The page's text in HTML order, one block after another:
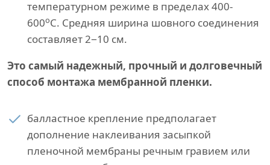
температурном режиме в пределах 400-
600оС. Средняя ширина шовного соединения
составляет 2−10 см.
Это самый надежный, прочный и долговечный
способ монтажа мембранной пленки.
балластное крепление предполагает
дополнение наклеивания засыпкой
пленочной мембраны речным гравием или